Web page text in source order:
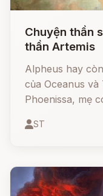
Chuyện thần
thần Artemis
Alpheus hay
của Oceanus
Phoenissa, mẹ
ST